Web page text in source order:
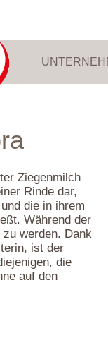
Ziegenmilch
Rinde dar,
die in ihrem
Während der
werden. Dank
ist der
die
auf den